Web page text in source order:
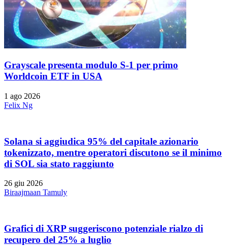
Grayscale presenta modulo S-1 per primo
Worldcoin ETF in USA
1 ago 2026
Felix Ng
Solana si aggiudica 95% del capitale azionario
tokenizzato, mentre operatori discutono se il minimo
di SOL sia stato raggiunto
26 giu 2026
Biraajmaan Tamuly
Grafici di XRP suggeriscono potenziale rialzo di
recupero del 25% a luglio